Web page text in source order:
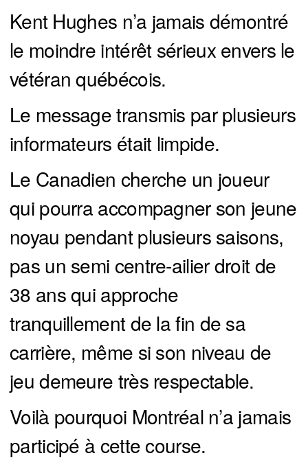
Kent Hughes n’a jamais démontré
le moindre intérêt sérieux envers le
vétéran québécois.
Le message transmis par plusieurs
informateurs était limpide.
Le Canadien cherche un joueur
qui pourra accompagner son jeune
noyau pendant plusieurs saisons,
pas un semi centre-ailier droit de
38 ans qui approche
tranquillement de la fin de sa
carrière, même si son niveau de
jeu demeure très respectable.
Voilà pourquoi Montréal n’a jamais
participé à cette course.